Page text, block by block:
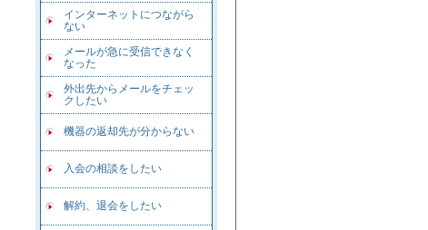
インターネットにつながら
ない
メールが急に受信できなく
なった
外出先からメールをチェッ
クしたい
機器の返却先が分からない
入会の相談をしたい
解約、退会をしたい